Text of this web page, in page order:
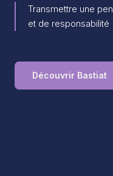
Transmettre une
et de responsabilité
Découvrir Bastiat